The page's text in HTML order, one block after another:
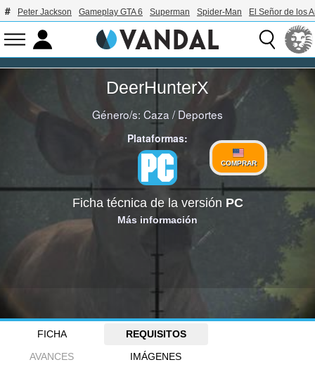
Peter Jackson Gameplay GTA 6 Superman Spider-Man El Señor de los
DeerHunterX
Género/s: Caza /Deportes
Plataformas:
COMPRAR
Ficha técnica de la versión PC
Más información
FICHA
REQUISITOS
AVANCES
IMÁGENES